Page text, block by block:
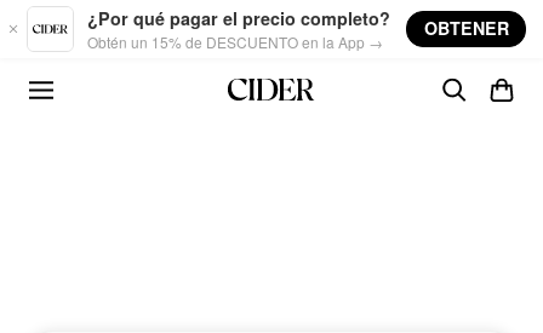
Skip to main content
¿Por qué pagar el precio completo?
Obtén un 15% de DESCUENTO en la App →
OBTENER